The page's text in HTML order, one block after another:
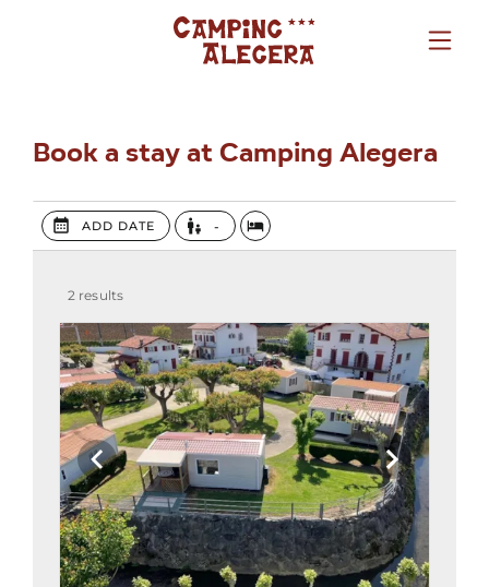
Book a stay at Camping Alegera